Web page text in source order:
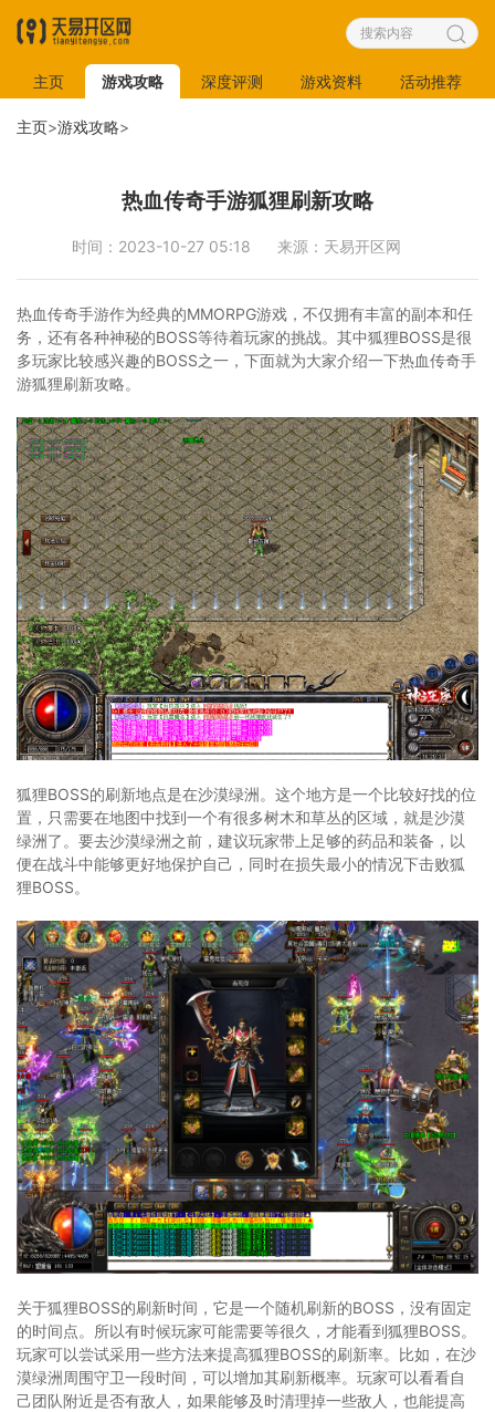
主页 游戏攻略 深度评测 游戏资料 活动推荐
主页>游戏攻略>
热血传奇手游狐狸刷新攻略
时间：2023-10-27 05:18 来源：天易开区网
热血传奇手游作为经典的MMORPG游戏，不仅拥有丰富的副本和任
务，还有各种神秘的BOSS等待着玩家的挑战。其中狐狸BOSS是很
多玩家比较感兴趣的BOSS之一，下面就为大家介绍一下热血传奇手
游狐狸刷新攻略。
狐狸BOSS的刷新地点是在沙漠绿洲。这个地方是一个比较好找的位
置，只需要在地图中找到一个有很多树木和草丛的区域，就是沙漠
绿洲了。要去沙漠绿洲之前，建议玩家带上足够的药品和装备，以
便在战斗中能够更好地保护自己，同时在损失最小的情况下击败狐
狸BOSS。
关于狐狸BOSS的刷新时间，它是一个随机刷新的BOSS，没有固定
的时间点。所以有时候玩家可能需要等很久，才能看到狐狸BOSS。
玩家可以尝试采用一些方法来提高狐狸BOSS的刷新率。比如，在沙
漠绿洲周围守卫一段时间，可以增加其刷新概率。玩家可以看看自
己团队附近是否有敌人，如果能够及时清理掉一些敌人，也能提高